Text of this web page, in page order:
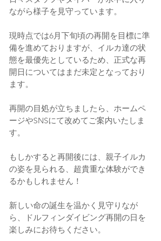
ながら様子を見守っています。
現時点では6月下旬頃の再開を目標に準
備を進めておりますが、イルカ達の状
態を最優先としているため、正式な再
開日についてはまだ未定となっており
ます。
再開の目処が立ちましたら、ホームペ
ージやSNSにて改めてご案内いたしま
す。
もしかすると再開後には、親子イルカ
の姿を見られる、超貴重な体験ができ
るかもしれません！
新しい命の誕生を温かく見守りなが
ら、ドルフィンダイビング再開の日を
楽しみにお待ちください。